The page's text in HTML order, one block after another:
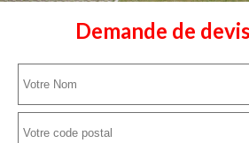
Demande de